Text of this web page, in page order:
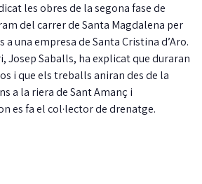
les obres de la segona fase de
del carrer de Santa Magdalena per
a una empresa de Santa Cristina d’Aro.
Josep Saballs, ha explicat que duraran
i que els treballs aniran des de la
a la riera de Sant Amanç i
es fa el col·lector de drenatge.